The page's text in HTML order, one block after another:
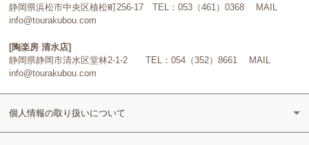
静岡県浜松市中央区植松町256-17 TEL：053（461）0368 MAIL
info@tourakubou.com
[陶楽房 清水店]
静岡県静岡市清水区堂林2-1-2 TEL：054（352）8661 MAIL
info@tourakubou.com
個人情報の取り扱いについて